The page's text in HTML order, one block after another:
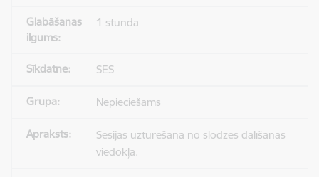
1 stunda
SES
Nepieciešams
Sesijas uzturēšana no slodzes dalīšanas
viedokļa.